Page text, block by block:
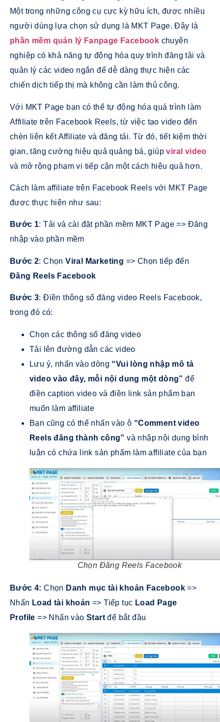
Một trong những công cụ cực kỳ hữu ích, được nhiều
người dùng lựa chọn sử dụng là MKT Page. Đây là
phần mềm quản lý Fanpage Facebook chuyên
nghiệp có khả năng tự động hóa quy trình đăng tải và
quản lý các video ngắn để dễ dàng thực hiện các
chiến dịch tiếp thị mà không cần làm thủ công.
Với MKT Page bạn có thể tự động hóa quá trình làm
Affiliate trên Facebook Reels, từ việc tạo video đến
chèn liên kết Affiliate và đăng tải. Từ đó, tiết kiệm thời
gian, tăng cường hiệu quả quảng bá, giúpviral video
và mở rộng phạm vi tiếp cận một cách hiệu quả hơn.
Cách làm affiliate trên Facebook Reels với MKT Page
được thực hiện như sau:
Bước 1: Tải và cài đặt phần mềm MKT Page => Đăng
nhập vào phần mềm
Bước 2: ChọnViral Marketing => Chọn tiếp đến
Đăng Reels Facebook
Bước 3: Điền thông số đăng video Reels Facebook,
trong đó có:
Chọn các thông số đăng video
Tải lên đường dẫn các video
Lưu ý, nhấn vào dòng “Vui lòng nhập mô tả
video vào đây, mỗi nội dung một dòng” để
điền caption video và điền link sản phẩm bạn
muốn làm affiliate
Bạn cũng có thể nhấn vào ô “Comment video
Reels đăng thành công”và nhập nội dung bình
luận có chứa link sản phẩm làm affiliate của bạn
Chọn Đăng Reels Facebook
Bước 4:Chọn Danh mục tài khoản Facebook=>
Nhấn Load tài khoản => Tiếp tục Load
Page
Profile=> Nhấn vàoStartđể bắt đầu